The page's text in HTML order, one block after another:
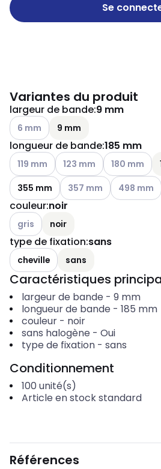
Se
Variantes du produit
largeur de bande:9 mm
Voir les options disponibles
6 mm 9 mm
longueur de bande:185 mm
Voir les options disponibles
119 mm Voir les options
123 mm Voir les
180 mm
355 mm
Voir les options
357 mm Voir les
498 mm
couleur:noir
Voir les options disponibles
gris noir
type de fixation:sans
cheville sans
Caractéristiques
largeur de bande - 9 mm
longueur de bande - 185 mm
couleur- noir
sans halogène - Oui
type de fixation- sans
Conditionnement
100 unité(s)
Article en stock standard
Références